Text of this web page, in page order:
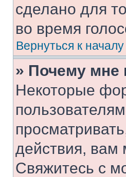
сделано для
во время
Вернуться к началу
» Почему
Некоторые
действия, вам
Свяжитесь с